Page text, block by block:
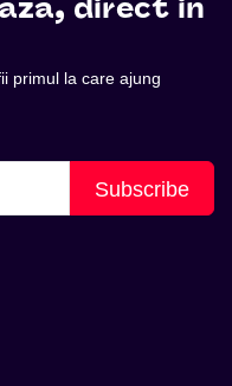
direct in
primul la care ajung
Subscribe